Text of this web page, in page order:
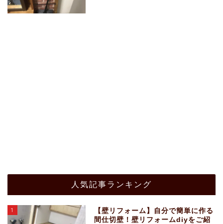
人気記事ランキング
1
【壁リフォーム】自分で簡単に作る
間仕切壁！壁リフォームdiyをご紹